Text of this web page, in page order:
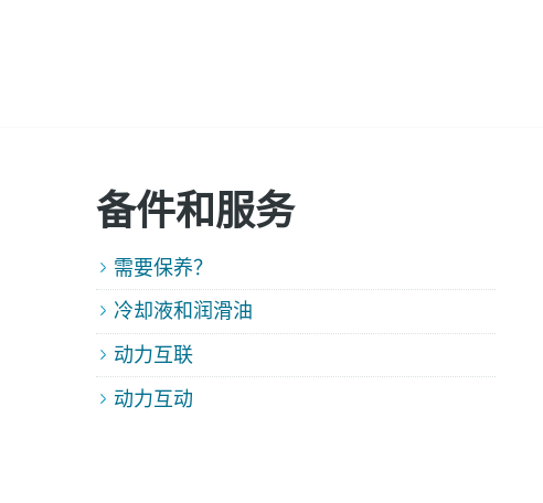
备件和服务
需要保养？
冷却液和润滑油
动力互联
动力互动